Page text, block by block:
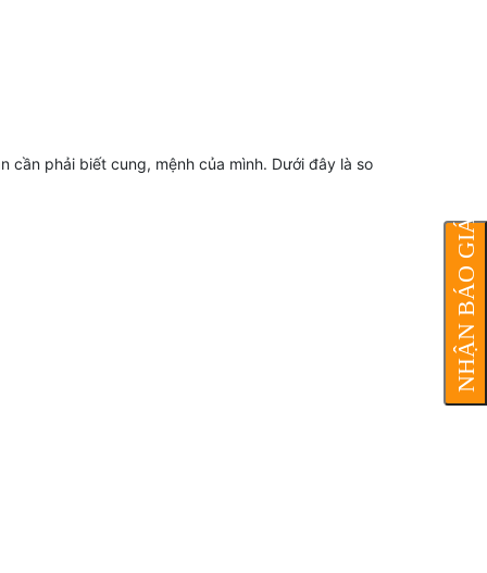
phải biết cung, mệnh của mình. Dưới đây là so
NHẬN BÁO GIÁ